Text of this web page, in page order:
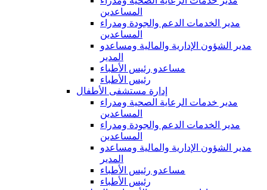
المساعدين
مدير الخدمات الدعم والجودة ومدراء
المساعدين
مدير الشؤون الإدارية والمالية ومساعدو
المدير
مساعدو رئيس الأطباء
رئيس الأطباء
إدارة مستشفى الأطفال
مدير خدمات الرعاية الصحية ومدراء
المساعدين
مدير الخدمات الدعم والجودة ومدراء
المساعدين
مدير الشؤون الإدارية والمالية ومساعدو
المدير
مساعدو رئيس الأطباء
رئيس الأطباء